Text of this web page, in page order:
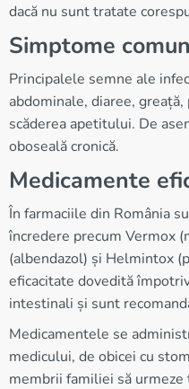
dacă nu sunt tratate
Simptome
Principalele semne ale
abdominale, diaree,
scăderea apetitului. De
oboseală cronică.
Medicamente
În farmaciile din România
încredere precum Vermox
(albendazol) și Helmintox
eficacitate dovedită
intestinali și sunt
Medicamentele se
medicului, de obicei cu
membrii familiei să